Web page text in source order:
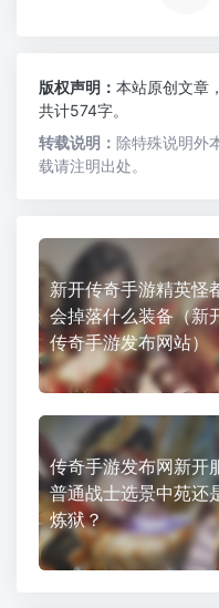
版权声明： 本站原创文章
共计574字。
转载说明： 除特殊说明外
载请注明出处。
新开传奇手游精英怪
会掉落什么装备（新
传奇手游发布网站）
传奇手游发布网新开
普通战士选景中苑还
炼狱？